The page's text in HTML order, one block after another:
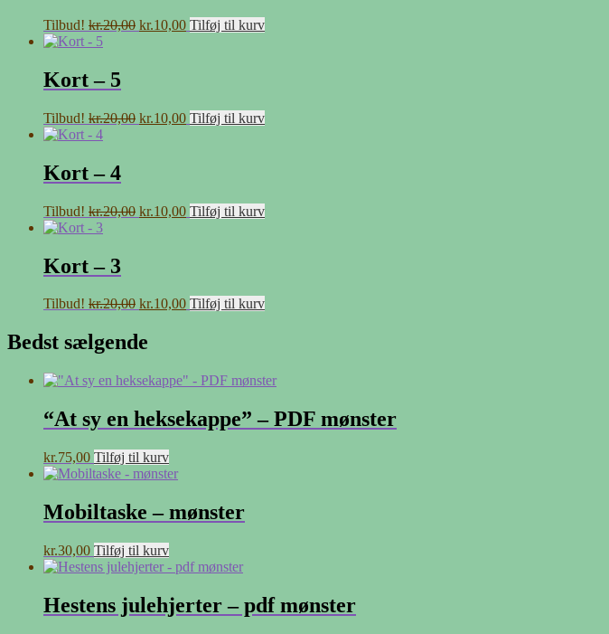
Tilbud! kr.20,00 Den
kr.10,00Den
Tilføj til kurv
Kort – 5
Tilbud! kr.20,00 Den
kr.10,00Den
Tilføj til kurv
Kort – 4
Tilbud! kr.20,00 Den
kr.10,00Den
Tilføj til kurv
Kort – 3
Tilbud! kr.20,00 Den
pris
var:
kr.10,00Den
Tilføj til kurv
Bedst sælgende
“At sy en heksekappe” – PDF mønster
kr.75,00 Tilføj til kurv
Mobiltaske – mønster
kr.30,00 Tilføj til kurv
Hestens julehjerter – pdf mønster